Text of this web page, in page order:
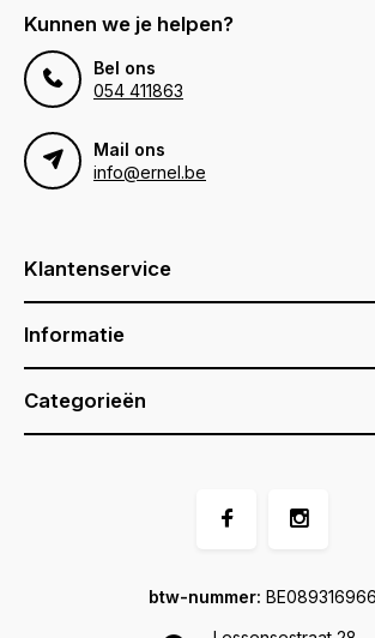
Kunnen we je helpen?
Bel ons
054 411863
Mail ons
info@ernel.be
Klantenservice
Informatie
Categorieën
btw-nummer: